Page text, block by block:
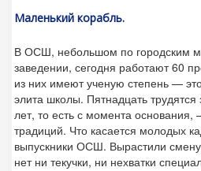
Маленький корабль.
В ОСШ, небольшом по городским
заведении, сегодня работают 60
из них имеют ученую степень —
элита школы. Пятнадцать трудятся
лет, то есть с момента
традиций. Что касается молодых
выпускники ОСШ. Вырастили
нет ни текучки, ни нехватки